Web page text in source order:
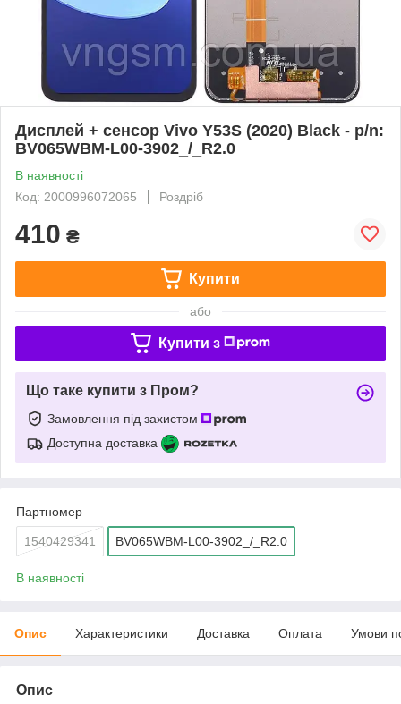
Дисплей + сенсор Vivo Y53S (2020) Black - p/n:
BV065WBM-L00-3902_/_R2.0
В наявності
Код: 2000996072065
Роздріб
410 ₴
Купити
або
Купити з
Що таке купити з Пром?
Замовлення під захистом
Доступна доставка
Партномер
1540429341 BV065WBM-L00-3902_/_R2.0
В наявності
Опис Характеристики Доставка Оплата Умови
Опис